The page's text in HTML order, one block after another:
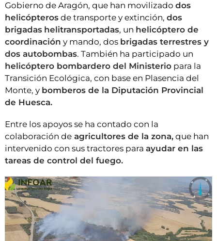
Gobierno de Aragón, que han movilizado dos
helicópteros de transporte y extinción, dos
brigadas helitransportadas, un helicóptero de
coordinación y mando, dos brigadas terrestres y
dos autobombas. También ha participado un
helicóptero bombardero del Ministerio para la
Transición Ecológica, con base en Plasencia del
Monte, y bomberos de la Diputación Provincial
de Huesca.
Entre los apoyos se ha contado con la
colaboración de agricultores de la zona, que han
intervenido con sus tractores para ayudar en las
tareas de control del fuego.